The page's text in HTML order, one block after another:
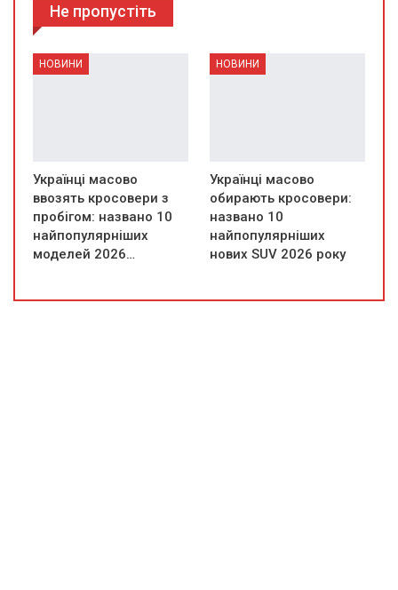
Не пропустіть
НОВИНИ
Українці масово
ввозять кросовери з
пробігом: названо 10
найпопулярніших
моделей 2026…
НОВИНИ
Українці масово
обирають кросовери:
названо 10
найпопулярніших
нових SUV 2026 року